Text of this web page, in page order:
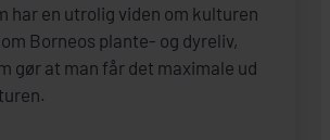
har en utrolig viden om kulturen
Borneos plante- og dyreliv,
gør at man får det maximale ud